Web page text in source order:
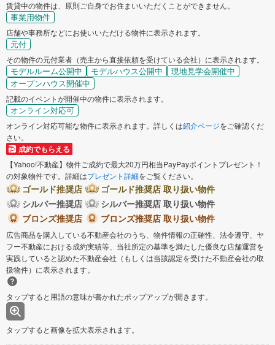
賃貸中の物件は、原則ご自身でお住まいいただくことができません。
事業用物件
店舗や事務所などにお使いいただける物件に表示されます。
元付
その物件の元付業者（売主から直接依頼を受けている会社）に表示されます。
モデルルーム公開中 モデルハウス公開中
現地見学会開催中
オープンハウス開催中
記載のイベントが開催中の物件に表示されます。
オンライン対応可
オンライン対応可能な物件に表示されます。詳しくは紹介ページをご確認くだ
さい。
成約でもらえる
【Yahoo!不動産】物件ご成約で最大20万円相当PayPayポイントプレゼント！
の対象物件です。詳細はプレゼント詳細をご覧ください。
ゴールド推奨店
ゴールド推奨店 取り扱い物件
シルバー推奨店
シルバー推奨店 取り扱い物件
ブロンズ推奨店
ブロンズ推奨店 取り扱い物件
広告商品を購入している不動産会社のうち、物件情報の正確性、法令遵守、ヤ
フー不動産における成約実績等、当社所定の基準を満たした優良な店舗運営を
実践していると認めた不動産会社（もしくは当該認定を受けた不動産会社の取
扱物件）に表示されます。
タップすると用語の意味が書かれたポップアップが開きます。
タップすると画像を拡大表示されます。